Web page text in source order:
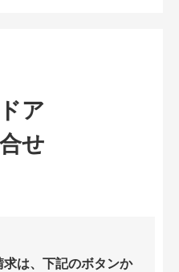
ア
せ
は、下記のボタンか